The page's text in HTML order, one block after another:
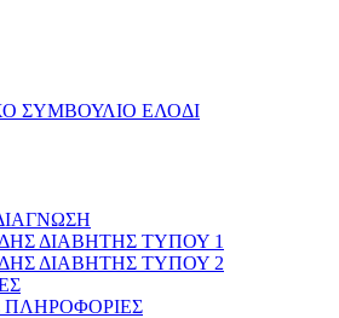
ΣΥΜΒΟΥΛΙΟ ΕΛΟΔΙ
ΔΙΑΒΗΤΗΣ ΤΥΠΟΥ 1
ΔΙΑΒΗΤΗΣ ΤΥΠΟΥ 2
ΠΛΗΡΟΦΟΡΙΕΣ